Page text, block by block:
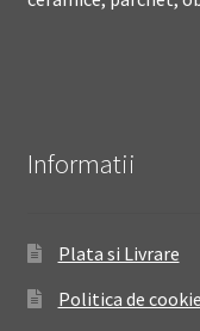
Informatii
Plata si Livrare
Politica de cookie